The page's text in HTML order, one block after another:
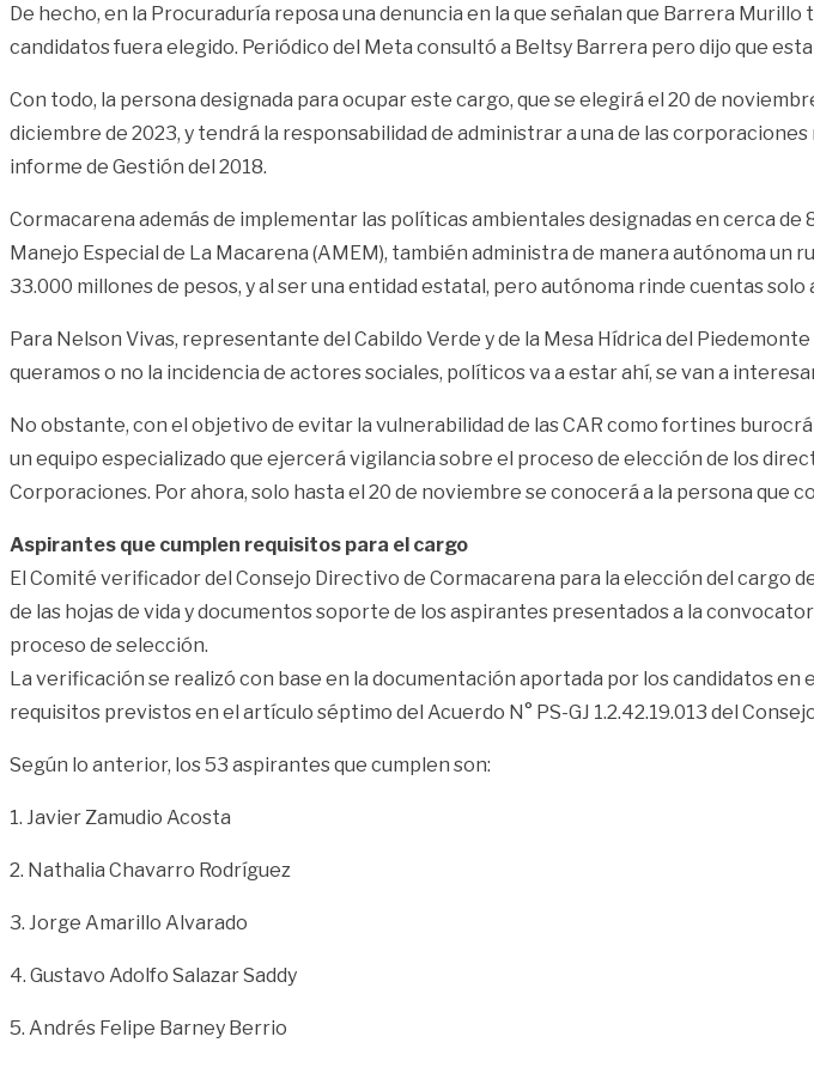
De hecho, en la Procuraduría reposa una denuncia en la que señalan que Barrera
candidatos fuera elegido. Periódico del Meta consultó a Beltsy Barrera pero dijo que
Con todo, la persona designada para ocupar este cargo, que se elegirá el 20 de
diciembre de 2023, y tendrá la responsabilidad de administrar a una de las
informe de Gestión del 2018.
Cormacarena además de implementar las políticas ambientales designadas en cerca
Manejo Especial de La Macarena (AMEM), también administra de manera autónoma
33.000 millones de pesos, y al ser una entidad estatal, pero autónoma rinde cuentas solo
Para Nelson Vivas, representante del Cabildo Verde y de la Mesa Hídrica del
queramos o no la incidencia de actores sociales, políticos va a estar ahí, se van a
No obstante, con el objetivo de evitar la vulnerabilidad de las CAR como fortines
un equipo especializado que ejercerá vigilancia sobre el proceso de elección de los
Corporaciones. Por ahora, solo hasta el 20 de noviembre se conocerá a la persona
Aspirantes que cumplen requisitos para el cargo
El Comité verificador del Consejo Directivo de Cormacarena para la elección del cargo
de las hojas de vida y documentos soporte de los aspirantes presentados a la
proceso de selección.
La verificación se realizó con base en la documentación aportada por los candidatos
requisitos previstos en el artículo séptimo del Acuerdo N° PS-GJ 1.2.42.19.013 del
Según lo anterior, los 53 aspirantes que cumplen son:
1. Javier Zamudio Acosta
2. Nathalia Chavarro Rodríguez
3. Jorge Amarillo Alvarado
4. Gustavo Adolfo Salazar Saddy
5. Andrés Felipe Barney Berrio